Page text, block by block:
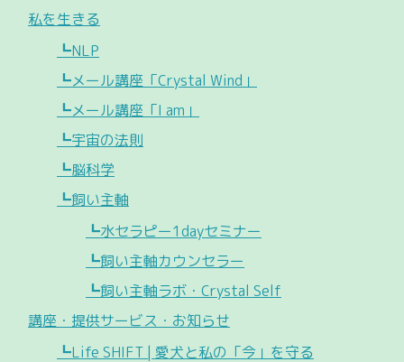
私を生きる
┗NLP
┗メール講座「Crystal Wind」
┗メール講座「I am」
┗宇宙の法則
┗脳科学
┗飼い主軸
┗水セラピー1dayセミナー
┗飼い主軸カウンセラー
┗飼い主軸ラボ・Crystal Self
講座・提供サービス・お知らせ
┗Life SHIFT | 愛犬と私の「今」を守る